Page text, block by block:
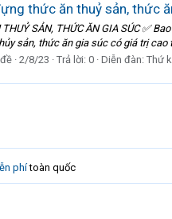
thức ăn thuỷ sản, thức
THUỶ SẢN, THỨC ĂN GIA SÚC ✅
sản, thức ăn gia súc có giá trị cao
2/8/23 Trả lời: 0 Diễn đàn: Thứ
phítoàn quốc